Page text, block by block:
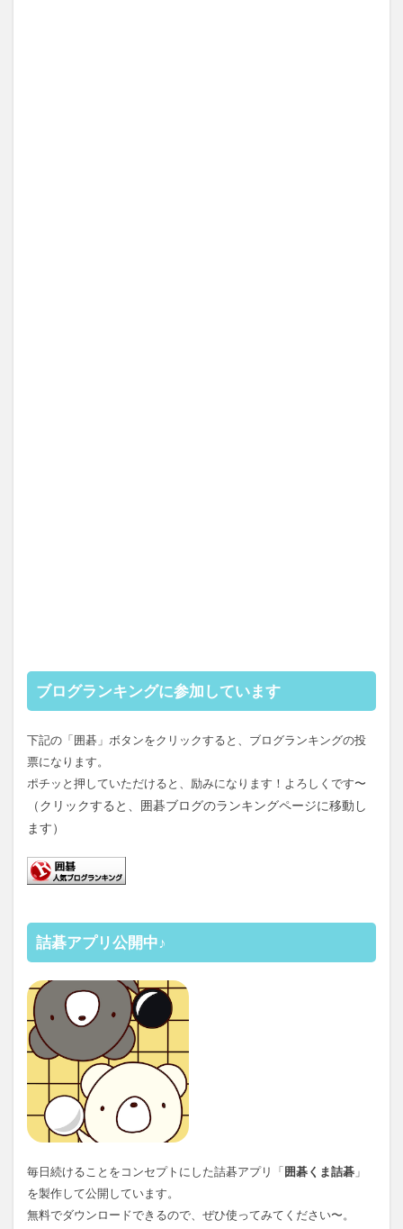
ブログランキングに参加しています
下記の「囲碁」ボタンをクリックすると、ブログランキングの投
票になります。
ポチッと押していただけると、励みになります！よろしくです〜
（クリックすると、囲碁ブログのランキングページに移動し
ます）
詰碁アプリ公開中♪
毎日続けることをコンセプトにした詰碁アプリ「囲碁くま詰碁 」
を製作して公開しています。
無料でダウンロードできるので、ぜひ使ってみてください〜。